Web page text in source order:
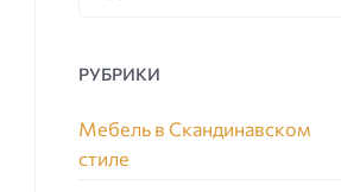
РУБРИКИ
Мебель в Скандинавском
стиле